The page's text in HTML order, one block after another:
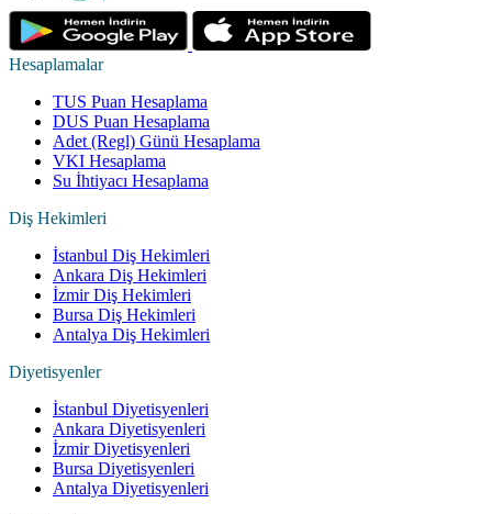
Hesaplamalar
TUS Puan Hesaplama
DUS Puan Hesaplama
Adet (Regl) Günü Hesaplama
VKI Hesaplama
Su İhtiyacı Hesaplama
Diş Hekimleri
İstanbul Diş Hekimleri
Ankara Diş Hekimleri
İzmir Diş Hekimleri
Bursa Diş Hekimleri
Antalya Diş Hekimleri
Diyetisyenler
İstanbul Diyetisyenleri
Ankara Diyetisyenleri
İzmir Diyetisyenleri
Bursa Diyetisyenleri
Antalya Diyetisyenleri